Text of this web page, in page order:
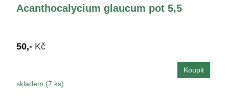
Acanthocalycium glaucum pot 5,5
50,- Kč
skladem (7 ks)